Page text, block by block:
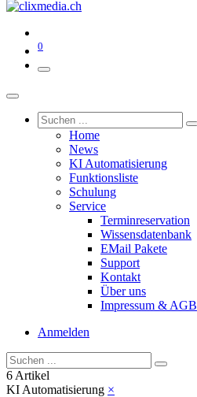
0
Home
News
KI Automatisierung
Funktionsliste
Schulung
Service
Terminreservation
Wissensdatenbank
EMail Pakete
Support
Kontakt
Über uns
Impressum & AGB
Anmelden
6 Artikel
KI Automatisierung ×